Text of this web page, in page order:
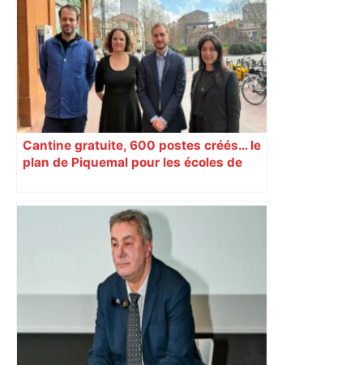
ans disparaît près de Toulouse : il est
retrouvé à des dizaines de kilomètres –
Actu.fr
Cantine gratuite, 600 postes créés… le
plan de Piquemal pour les écoles de